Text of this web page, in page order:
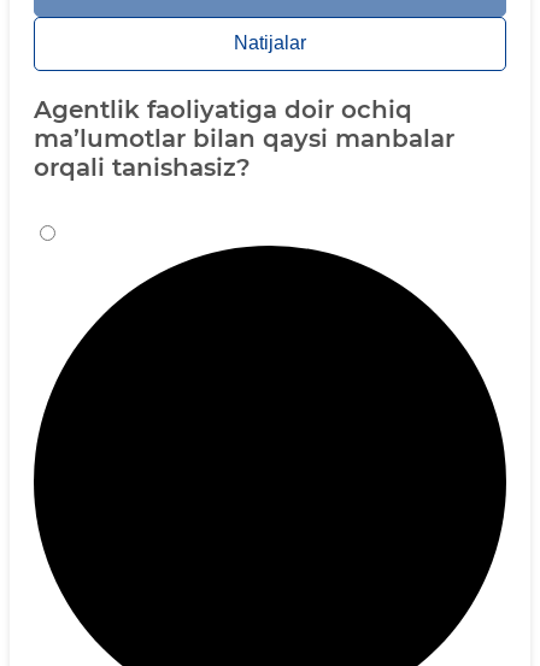
Natijalar
Agentlik faoliyatiga doir ochiq
ma’lumotlar bilan qaysi manbalar
orqali tanishasiz?